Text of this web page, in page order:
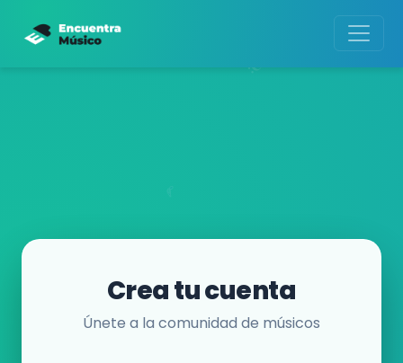
Crea tu cuenta
Únete a la comunidad de músicos